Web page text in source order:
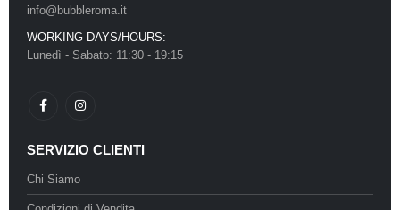
info@bubbleroma.it
WORKING DAYS/HOURS:
Lunedì - Sabato: 11:30 - 19:15
SERVIZIO CLIENTI
Chi Siamo